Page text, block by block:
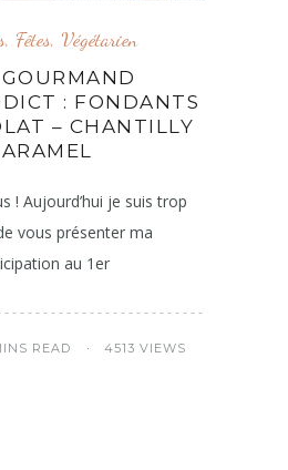
, Fêtes, Végétarien
: FONDANTS
– CHANTILLY
! Aujourd’hui je suis trop
vous présenter ma
au 1er
READ 4513 VIEWS